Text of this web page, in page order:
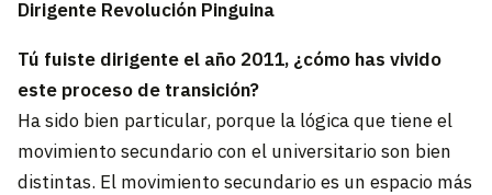
Dirigente Revolución Pinguina
Tú fuiste dirigente el año 2011, ¿cómo has vivido
este proceso de transición?
Ha sido bien particular, porque la lógica que tiene el
movimiento secundario con el universitario son bien
distintas. El movimiento secundario es un espacio más